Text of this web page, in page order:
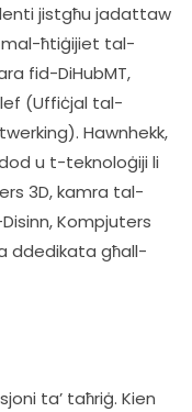
jistgħu jadattaw
ħtiġijiet tal-
fid-DiHubMT,
(Uffiċjal tal-
Hawnhekk,
u t-teknoloġiji li
3D, kamra tal-
Kompjuters
ddedikata għall-